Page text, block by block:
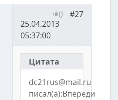
#27
0
25.04.2013
05:37:00
Цитата
dc21rus@mail.ru
писал(а):Впереди